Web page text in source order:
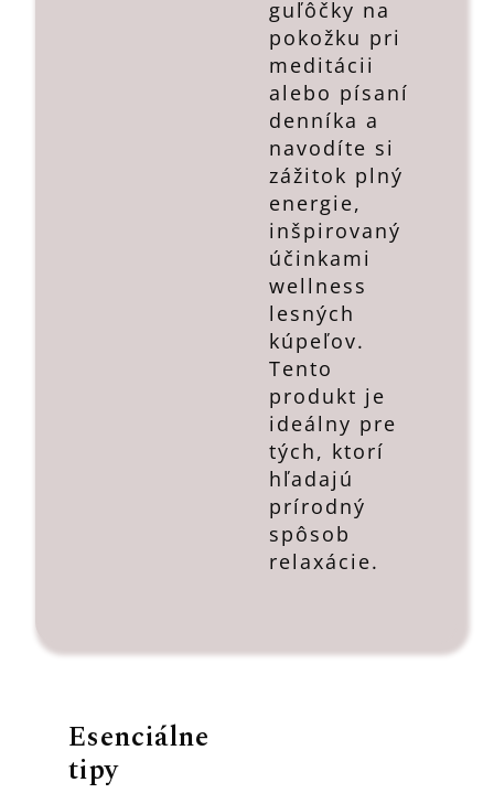
guľôčky na
pokožku pri
meditácii
alebo písaní
denníka a
navodíte si
zážitok plný
energie,
inšpirovaný
účinkami
wellness
lesných
kúpeľov.
Tento
produkt je
ideálny pre
tých, ktorí
hľadajú
prírodný
spôsob
relaxácie.
Esenciálne
tipy